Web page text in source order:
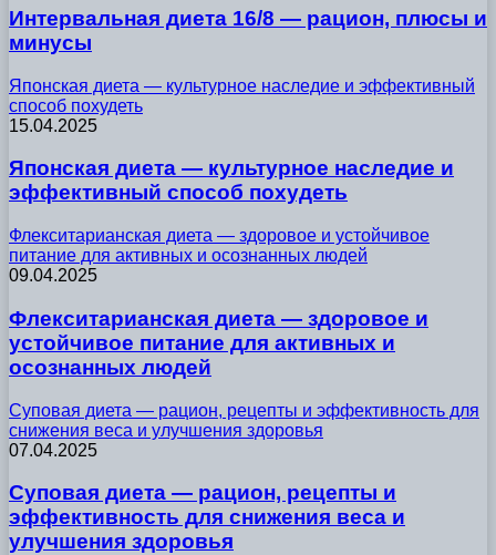
Интервальная диета 16/8 — рацион, плюсы и
минусы
Японская диета — культурное наследие и эффективный
способ похудеть
15.04.2025
Японская диета — культурное наследие и
эффективный способ похудеть
Флекситарианская диета — здоровое и устойчивое
питание для активных и осознанных людей
09.04.2025
Флекситарианская диета — здоровое и
устойчивое питание для активных и
осознанных людей
Суповая диета — рацион, рецепты и эффективность для
снижения веса и улучшения здоровья
07.04.2025
Суповая диета — рацион, рецепты и
эффективность для снижения веса и
улучшения здоровья